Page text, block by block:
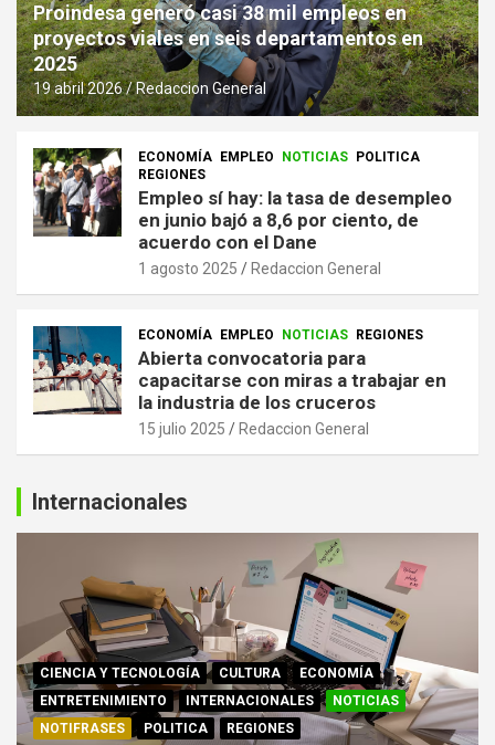
Proindesa generó casi 38 mil empleos en
proyectos viales en seis departamentos en
2025
19 abril 2026 Redaccion General
ECONOMÍA EMPLEO NOTICIAS
POLITICA
REGIONES
Empleo sí hay: la tasa de desempleo
en junio bajó a 8,6 por ciento, de
acuerdo con el Dane
1 agosto 2025 Redaccion General
ECONOMÍA EMPLEO NOTICIAS REGIONES
Abierta convocatoria para
capacitarse con miras a trabajar en
la industria de los cruceros
15 julio 2025 Redaccion General
Internacionales
CIENCIA Y TECNOLOGÍA CULTURA
ECONOMÍA
ENTRETENIMIENTO
INTERNACIONALES
NOTICIAS
NOTIFRASES
POLITICA REGIONES